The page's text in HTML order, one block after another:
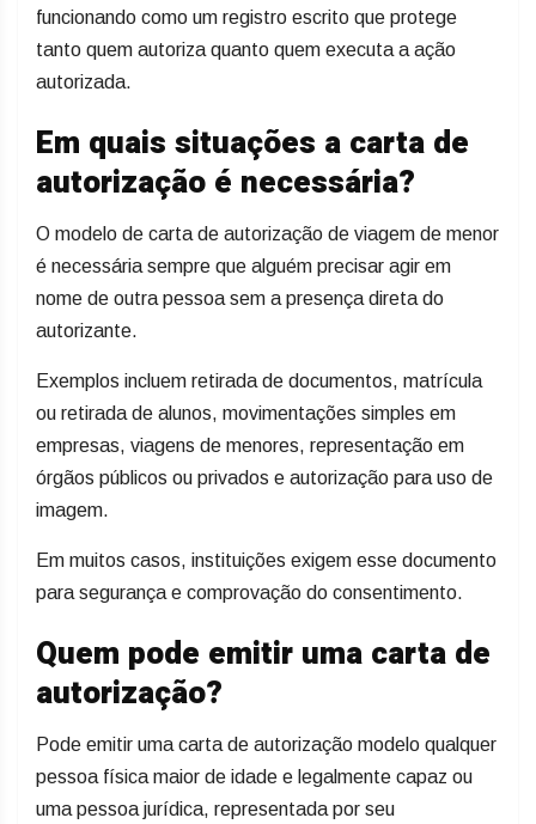
funcionando como um registro escrito que protege
tanto quem autoriza quanto quem executa a ação
autorizada.
Em quais situações a carta de
autorização é necessária?
O modelo de carta de autorização de viagem de menor
é necessária sempre que alguém precisar agir em
nome de outra pessoa sem a presença direta do
autorizante.
Exemplos incluem retirada de documentos, matrícula
ou retirada de alunos, movimentações simples em
empresas, viagens de menores, representação em
órgãos públicos ou privados e autorização para uso de
imagem.
Em muitos casos, instituições exigem esse documento
para segurança e comprovação do consentimento.
Quem pode emitir uma carta de
autorização?
Pode emitir uma carta de autorização modelo qualquer
pessoa física maior de idade e legalmente capaz ou
uma pessoa jurídica, representada por seu